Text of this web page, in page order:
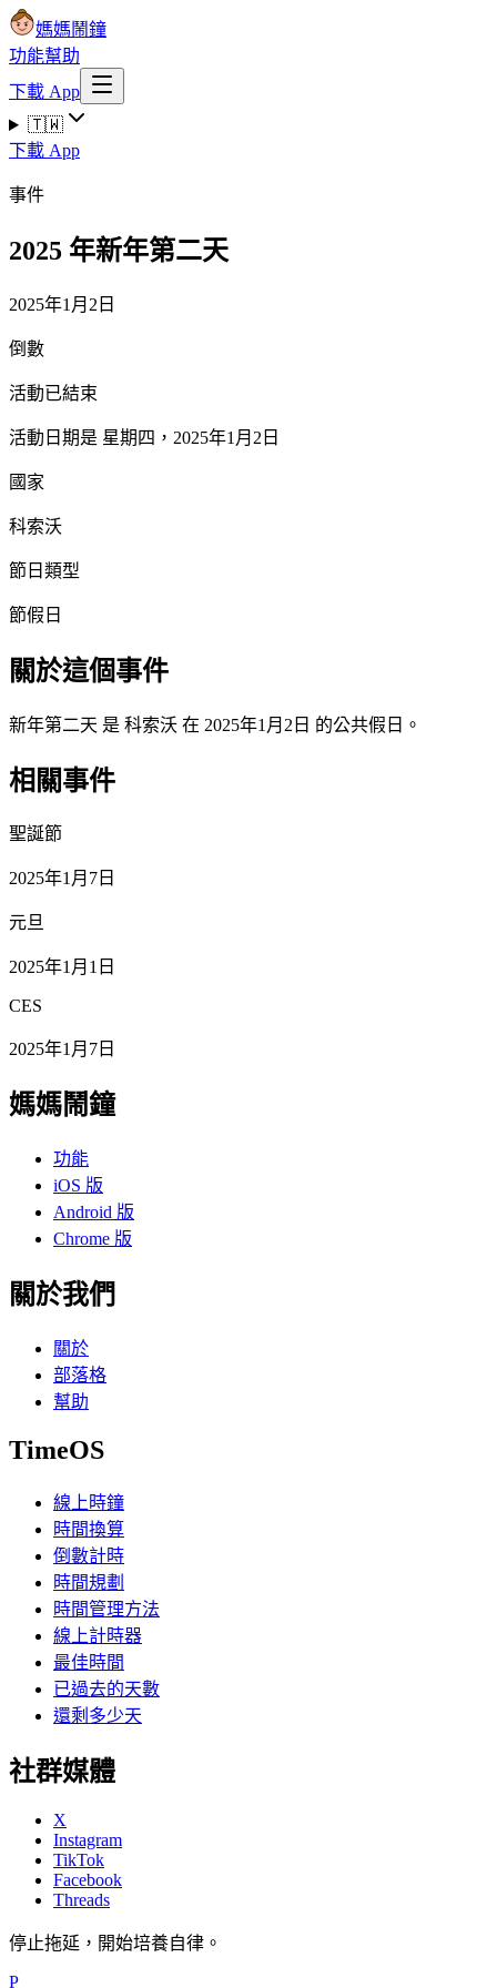
媽媽鬧鐘
功能幫助
下載 App
🇹🇼
下載 App
事件
2025 年新年第二天
2025年1月2日
倒數
活動已結束
活動日期是 星期四，2025年1月2日
國家
科索沃
節日類型
節假日
關於這個事件
新年第二天 是 科索沃 在 2025年1月2日 的公共假日。
相關事件
聖誕節
2025年1月7日
元旦
2025年1月1日
CES
2025年1月7日
媽媽鬧鐘
功能
iOS 版
Android 版
Chrome 版
關於我們
關於
部落格
幫助
TimeOS
線上時鐘
時間換算
倒數計時
時間規劃
時間管理方法
線上計時器
最佳時間
已過去的天數
還剩多少天
社群媒體
X
Instagram
TikTok
Facebook
Threads
停止拖延，開始培養自律。
P